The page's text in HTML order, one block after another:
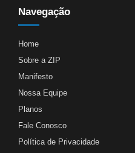
Navegação
Home
Sobre a ZIP
Manifesto
Nossa Equipe
Planos
Fale Conosco
Política de Privacidade